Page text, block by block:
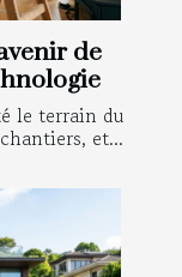
de
le terrain du
et...